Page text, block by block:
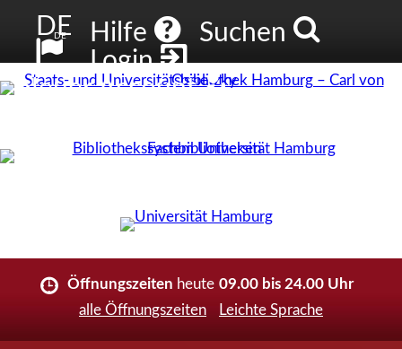
DE
DE Hilfe
Suchen
Login
Neuer Account
Öffnungszeiten heute 09.00 bis 24.00 Uhr
alle Öffnungszeiten
Leichte Sprache